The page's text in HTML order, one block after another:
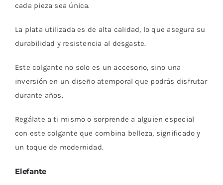
cada pieza sea única.
La plata utilizada es de alta calidad, lo que asegura su
durabilidad y resistencia al desgaste.
Este colgante no solo es un accesorio, sino una
inversión en un diseño atemporal que podrás disfrutar
durante años.
Regálate a ti mismo o sorprende a alguien especial
con este colgante que combina belleza, significado y
un toque de modernidad.
Elefante